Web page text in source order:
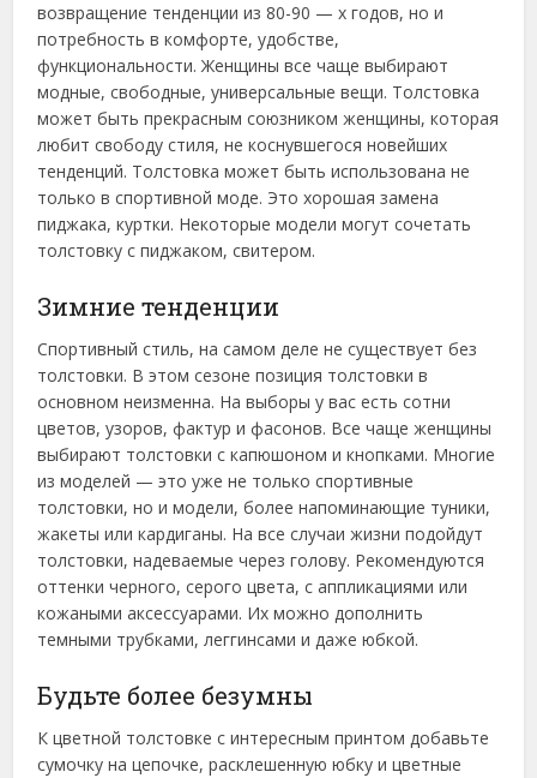
возвращение тенденции из 80-90 — х годов, но и
потребность в комфорте, удобстве,
функциональности. Женщины все чаще выбирают
модные, свободные, универсальные вещи. Толстовка
может быть прекрасным союзником женщины, которая
любит свободу стиля, не коснувшегося новейших
тенденций. Толстовка может быть использована не
только в спортивной моде. Это хорошая замена
пиджака, куртки. Некоторые модели могут сочетать
толстовку с пиджаком, свитером.
Зимние тенденции
Спортивный стиль, на самом деле не существует без
толстовки. В этом сезоне позиция толстовки в
основном неизменна. На выборы у вас есть сотни
цветов, узоров, фактур и фасонов. Все чаще женщины
выбирают толстовки с капюшоном и кнопками. Многие
из моделей — это уже не только спортивные
толстовки, но и модели, более напоминающие туники,
жакеты или кардиганы. На все случаи жизни подойдут
толстовки, надеваемые через голову. Рекомендуются
оттенки черного, серого цвета, с аппликациями или
кожаными аксессуарами. Их можно дополнить
темными трубками, леггинсами и даже юбкой.
Будьте более безумны
К цветной толстовке с интересным принтом добавьте
сумочку на цепочке, расклешенную юбку и цветные